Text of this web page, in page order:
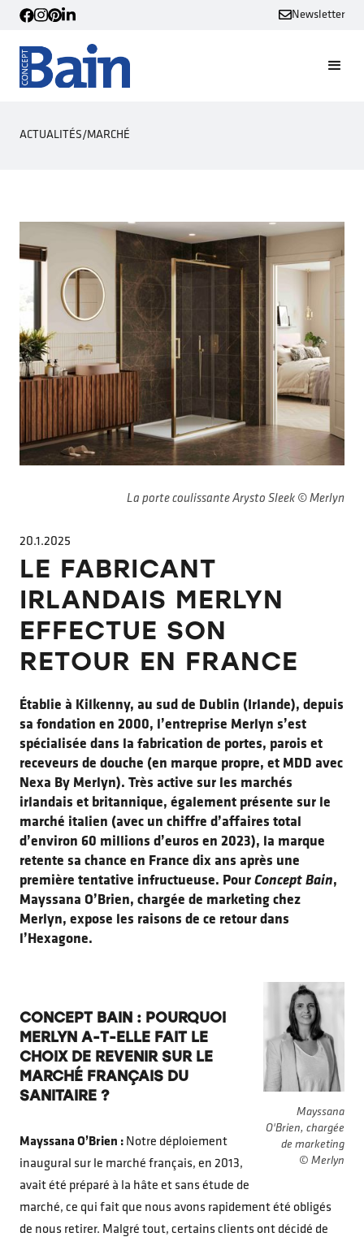
Newsletter
ACTUALITÉS/MARCHÉ
La porte coulissante Arysto Sleek © Merlyn
20.1.2025
LE FABRICANT
IRLANDAIS MERLYN
EFFECTUE SON
RETOUR EN FRANCE
Établie à Kilkenny, au sud de Dublin (Irlande), depuis
sa fondation en 2000, l’entreprise Merlyn s’est
spécialisée dans la fabrication de portes, parois et
receveurs de douche (en marque propre, et MDD avec
Nexa By Merlyn). Très active sur les marchés
irlandais et britannique, également présente sur le
marché italien (avec un chiffre d’affaires total
d’environ 60 millions d’euros en 2023), la marque
retente sa chance en France dix ans après une
première tentative infructueuse. Pour Concept Bain,
Mayssana O’Brien, chargée de marketing chez
Merlyn, expose les raisons de ce retour dans
l’Hexagone.
Mayssana
O'Brien, chargée
de marketing
© Merlyn
CONCEPT BAIN : POURQUOI
MERLYN A-T-ELLE FAIT LE
CHOIX DE REVENIR SUR LE
MARCHÉ FRANÇAIS DU
SANITAIRE ?
Mayssana O’Brien : Notre déploiement
inaugural sur le marché français, en 2013,
avait été préparé à la hâte et sans étude de
marché, ce qui fait que nous avons rapidement été obligés
de nous retirer. Malgré tout, certains clients ont décidé de